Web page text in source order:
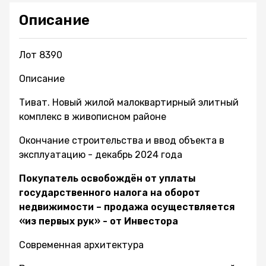
Описание
Лот 8390
Описание
Тиват. Новый жилой малоквартирный элитный
комплекс в живописном районе
Окончание строительства и ввод объекта в
эксплуатацию - декабрь 2024 года
Покупатель освобождён от уплаты
государственного налога на оборот
недвижимости – продажа осуществляется
«из первых рук» - от Инвестора
Современная архитектура